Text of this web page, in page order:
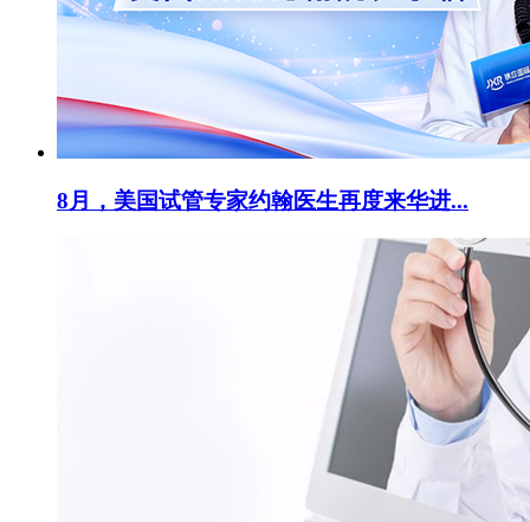
8月，美国试管专家约翰医生再度来华进...